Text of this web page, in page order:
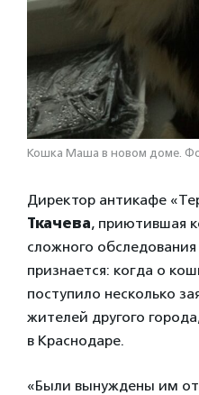
Кошка Маша в новом доме.
Директор антикафе
Ткачева, приютившая
сложного
признается: когда о
поступило несколько
жителей другого
в Краснодаре.
«Были вынуждены им